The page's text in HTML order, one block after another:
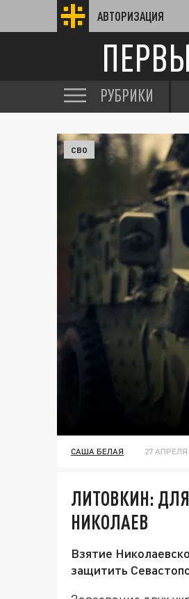
АВТОРИЗАЦИЯ
РУБРИКИ
СВО
САША БЕЛАЯ 27 АПРЕЛЯ
ЛИТОВКИН:
НИКОЛАЕВ
Взятие
защитить